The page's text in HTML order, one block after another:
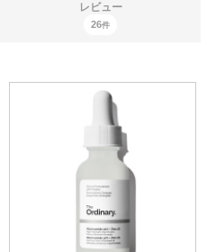
レビュー
26件